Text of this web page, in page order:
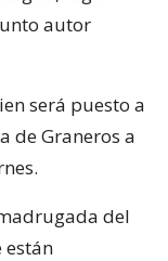
autor
será puesto a
de Graneros a
del
están